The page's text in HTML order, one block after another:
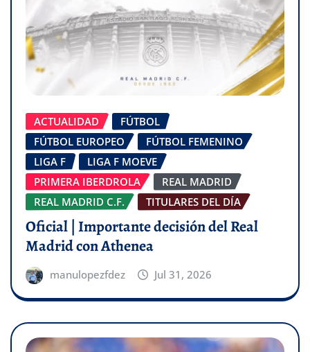
ACTUALIDAD
FÚTBOL
FÚTBOL EUROPEO
FÚTBOL FEMENINO
LIGA F
LIGA F MOEVE
PRIMERA IBERDROLA
REAL MADRID
REAL MADRID C.F.
TITULARES DEL DÍA
Oficial | Importante decisión del Real
Madrid con Athenea
manulopezfdez Jul 31, 2026